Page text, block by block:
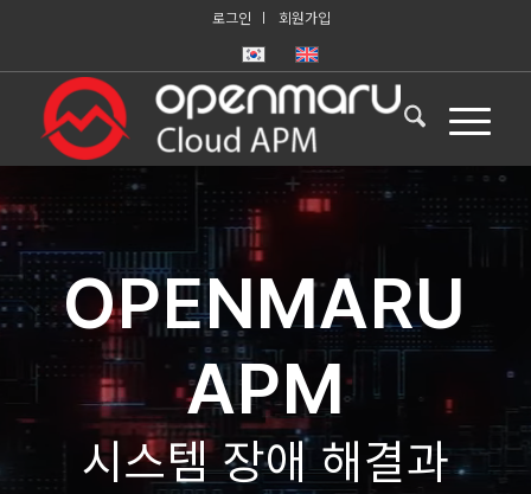
로그인 회원가입
OPENMARU
APM
시스템 장애 해결과